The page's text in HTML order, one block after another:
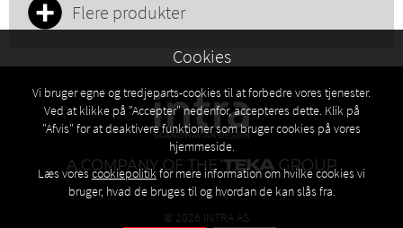
Flere produkter
© 2026 INTRA AS
Cookies
Vi bruger egne og tredjeparts-cookies til at forbedre vores tjenester.
Ved at klikke på "Accepter" nedenfor, accepteres dette. Klik på
"Afvis" for at deaktivere funktioner som bruger cookies på vores
hjemmeside.
Læs vorescookiepolitik for mere information om hvilke cookies vi
bruger, hvad de bruges til og hvordan de kan slås fra.